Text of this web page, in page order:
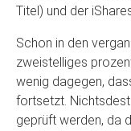
Titel) und der
Schon in den
zweistelliges
wenig dagegen,
fortsetzt.
geprüft werden, da